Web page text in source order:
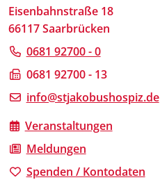
Eisenbahnstraße 18
66117 Saarbrücken
0681 92700 - 0
0681 92700 - 13
info@stjakobushospiz.de
Veranstaltungen
Meldungen
Spenden / Kontodaten